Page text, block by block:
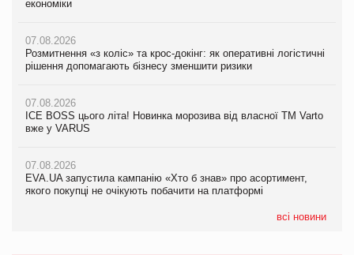
економіки
07.08.2026
Розмитнення «з коліс» та крос-докінг: як оперативні логістичні
рішення допомагають бізнесу зменшити ризики
07.08.2026
ICE BOSS цього літа! Новинка морозива від власної ТМ Varto
вже у VARUS
07.08.2026
EVA.UA запустила кампанію «Хто б знав» про асортимент,
якого покупці не очікують побачити на платформі
всі новини
економіки
07.08.2026
Розмитнення «з коліс» та крос-докінг: як оперативні логістичні
рішення допомагають бізнесу зменшити ризики
07.08.2026
ICE BOSS цього літа! Новинка морозива від власної ТМ Varto
вже у VARUS
07.08.2026
EVA.UA запустила кампанію «Хто б знав» про асортимент,
якого покупці не очікують побачити на платформі
економіки
07.08.2026
Kraft Heinz скоротила збиток у першому півріччі
Продажі Hugo Boss впали на 9%